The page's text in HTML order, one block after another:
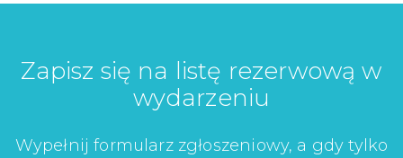
Zapisz się na listę rezerwową w
wydarzeniu
Wypełnij formularz zgłoszeniowy, a gdy tylko